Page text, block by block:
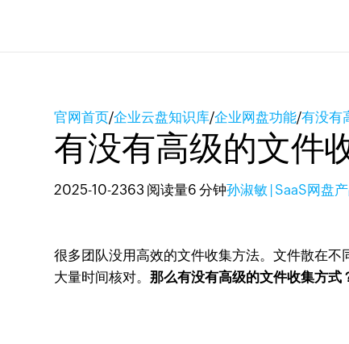
官网首页/企业云盘知识库/企业网盘功能/有没有
有没有高级的文件
2025-10-2363 阅读量6 分钟孙淑敏 | SaaS网盘
很多团队没用高效的文件收集方法。文件散在
大量时间核对。那么有没有高级的文件收集方式